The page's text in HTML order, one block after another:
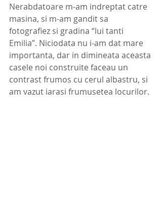
Nerabdatoare m-am indreptat catre
masina, si m-am gandit sa
fotografiez si gradina “lui tanti
Emilia”. Niciodata nu i-am dat mare
importanta, dar in dimineata aceasta
casele noi construite faceau un
contrast frumos cu cerul albastru, si
am vazut iarasi frumusetea locurilor.